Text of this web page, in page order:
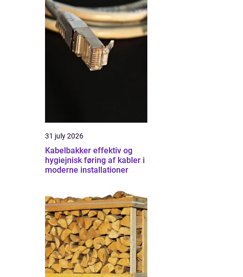
31 july 2026
Kabelbakker effektiv og
hygiejnisk føring af kabler i
moderne installationer